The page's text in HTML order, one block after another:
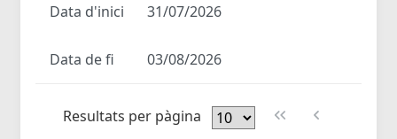
Data d'inici 31/07/2026
Data de fi 03/08/2026
Resultats per pàgina